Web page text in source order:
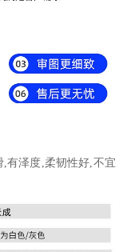
,有泽度,柔韧性好,不宜